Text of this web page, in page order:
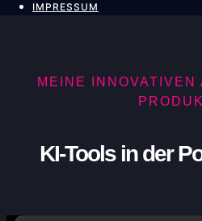
IMPRESSUM
MEINE INNOVATIVEN
KI-Tools in der